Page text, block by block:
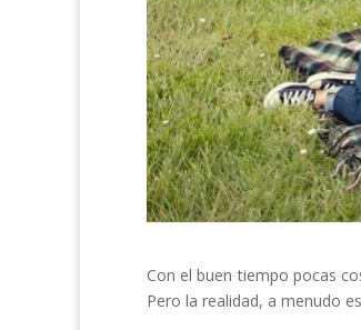
Con el buen tiempo pocas
Pero la realidad, a menudo